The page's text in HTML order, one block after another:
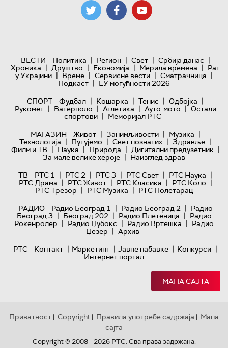
ВЕСТИ Политика | Регион | Свет | Србија данас |
Хроника | Друштво | Економија | Мерила времена | Рат
у Украјини | Време | Сервисне вести | Сматрачница |
Подкаст | ЕУ могућности 2026
СПОРТ
Фудбал | Кошарка | Тенис | Одбојка |
Рукомет | Ватерполо | Атлетика | Ауто-мото | Остали
спортови | Меморијал РТС
МАГАЗИН
Живот | Занимљивости | Музика |
Технологијa | Путујемо | Свет познатих | Здравље |
Филм и ТВ | Наука | Природа | Дигитални предузетник |
За мале велике хероје | Наизглед здрав
ТВ
РТС 1 | РТС 2 | РТС 3 | РТС Свет | РТС Наука |
РТС Драма | РТС Живот | РТС Класика | РТС Коло |
РТС Трезор | РТС Музика | РТС Полетарац
РАДИО
Радио Београд 1 | Радио Београд 2 | Радио
Београд 3 | Београд 202 | Радио Плетеница | Радио
Рокенролер | Радио Џубокс | Радио Вртешка | Радио
Џезер | Архив
РТС
Контакт | Маркетинг | Јавне набавке | Конкурси |
Интернет портал
МАПА САЈТА
Приватност | Copyright | Правила употребе садржаја | Мапа
сајта
Copyright © 2008 - 2026 РТС. Сва права задржана.